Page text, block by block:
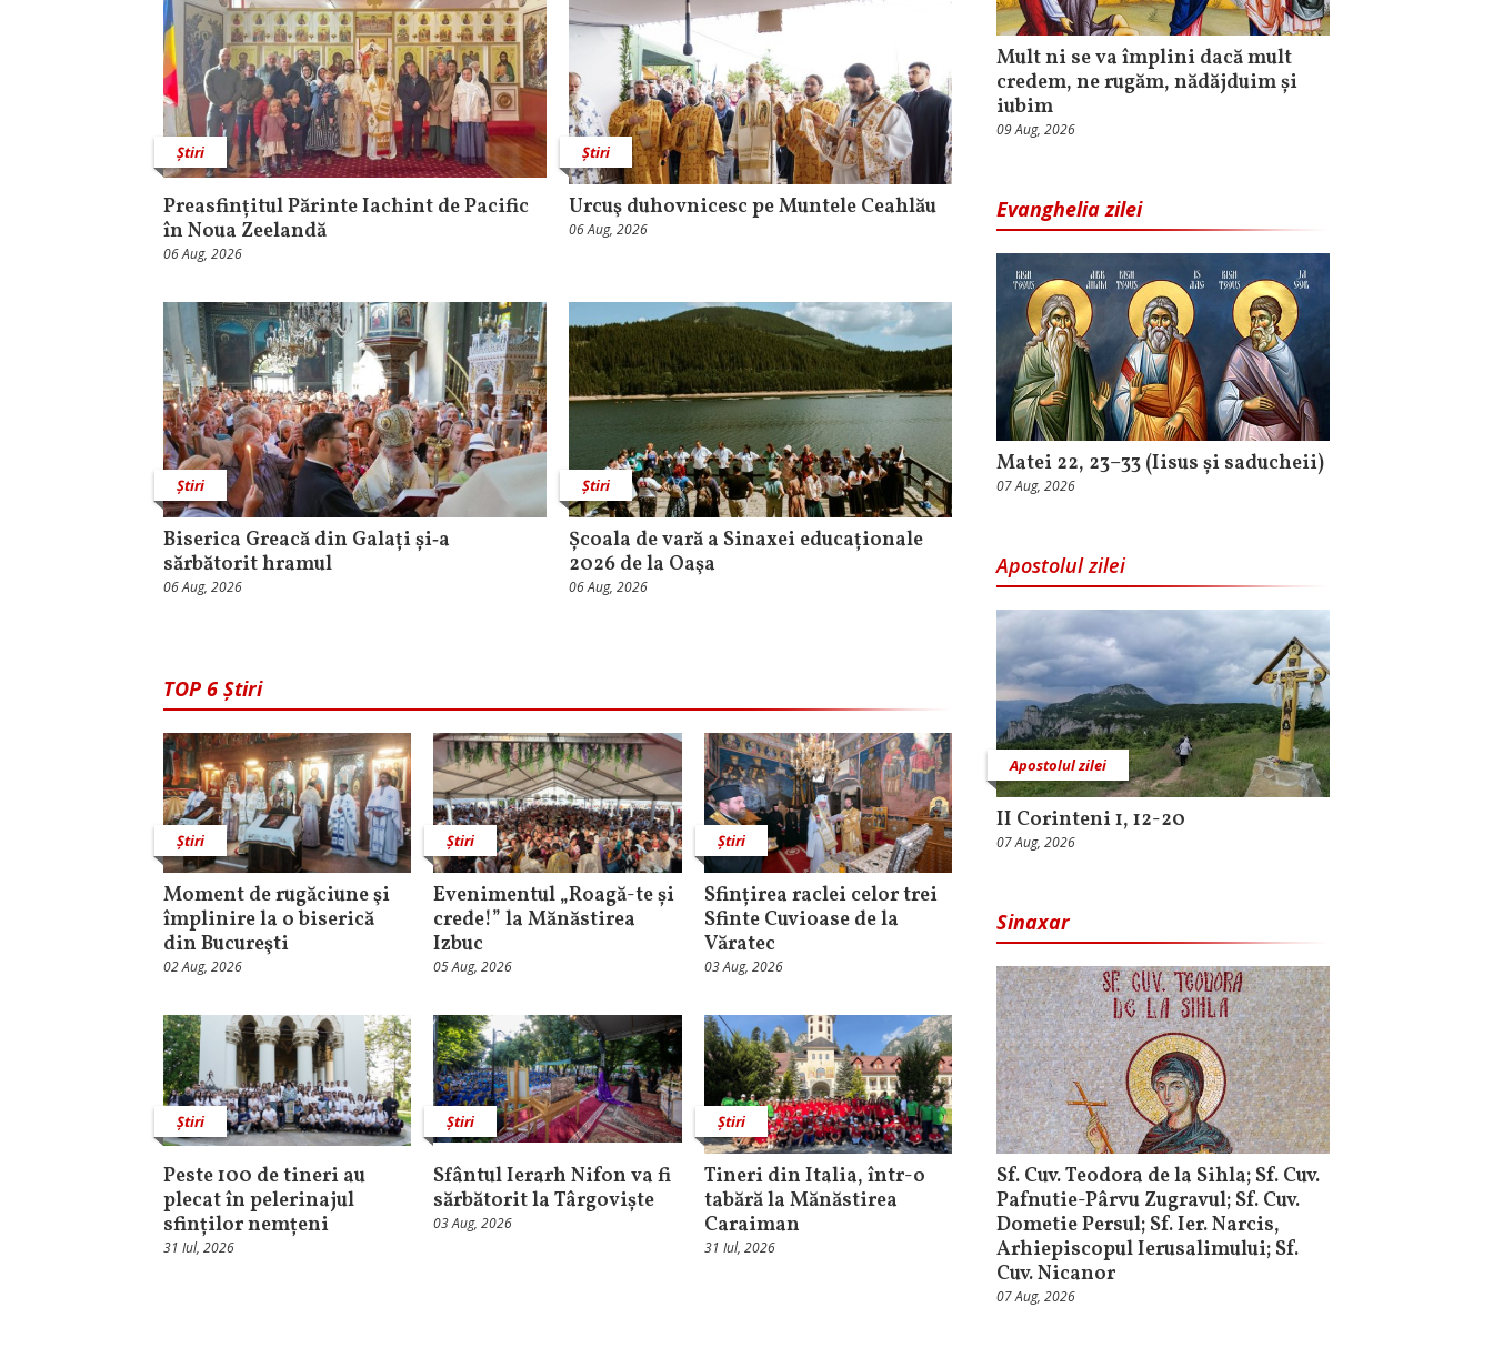
Știri
Preasfințitul Părinte Iachint de Pacific
în Noua Zeelandă
06 Aug, 2026
Știri
Urcuş duhovnicesc pe Muntele Ceahlău
06 Aug, 2026
Știri
Biserica Greacă din Galați și‑a
sărbătorit hramul
06 Aug, 2026
Știri
Școala de vară a Sinaxei educaționale
2026 de la Oaşa
06 Aug, 2026
TOP 6 Știri
Știri
Moment de rugăciune şi
împlinire la o biserică
din Bucureşti
02 Aug, 2026
Știri
Evenimentul „Roagă-te și
crede!” la Mănăstirea
Izbuc
05 Aug, 2026
Știri
Sfințirea raclei celor trei
Sfinte Cuvioase de la
Văratec
03 Aug, 2026
Știri
Peste 100 de tineri au
plecat în pelerinajul
sfinților nemțeni
31 Iul, 2026
Știri
Sfântul Ierarh Nifon va fi
sărbătorit la Târgoviște
03 Aug, 2026
Știri
Tineri din Italia, într-o
tabără la Mănăstirea
Caraiman
31 Iul, 2026
Mult ni se va împlini dacă mult
credem, ne rugăm, nădăjduim și
iubim
09 Aug, 2026
Evanghelia zilei
Matei 22, 23–33 (Iisus și saducheii)
07 Aug, 2026
Apostolul zilei
Apostolul zilei
II Corinteni 1, 12-20
07 Aug, 2026
Sinaxar
Sf. Cuv. Teodora de la Sihla; Sf. Cuv.
Pafnutie-Pârvu Zugravul; Sf. Cuv.
Dometie Persul; Sf. Ier. Narcis,
Arhiepiscopul Ierusalimului; Sf.
Cuv. Nicanor
07 Aug, 2026